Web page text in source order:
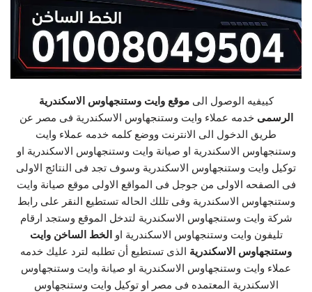
كييفيه الوصول الىموقع وايت وستنجهاوس الاسكندرية
الرسمى خدمه عملاء وايت وستنجهاوس الاسكندرية فى مصر عن
طريق الدخول الى الانترنت ووضع كلمه خدمه عملاء وايت
وستنجهاوس الاسكندرية او صيانة وايت وستنجهاوس الاسكندرية او
توكيل وايت وستنجهاوس الاسكندرية وسوف تجد فى النتائج الاولى
فى الصفحه الاولى من جوجل فى المواقع الاولى موقع صيانة وايت
وستنجهاوس الاسكندرية وفى تللك الحاله تستطيع النقر على رابط
شركة وايت وستنجهاوس الاسكندرية لتدخل الموقع وستجد ارقام
تليفون وايت وستنجهاوس الاسكندرية او الخط الساخن وايت
وستنجهاوس الاسكندرية الذى تستطيع أن تطلبه لترد عليك خدمه
عملاء وايت وستنجهاوس الاسكندرية او صيانة وايت وستنجهاوس
الاسكندرية المعتمده فى مصر او توكيل وايت وستنجهاوس